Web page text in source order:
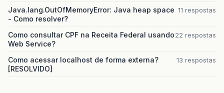
<f:facet
name="header"
</h:outputText>
<p:column
style="text-
Java.lang.OutOfMemoryError: Java heap space
- Como resolver?
11 respostas
Como consultar CPF na Receita Federal usando
Web Service?
22 respostas
Como acessar localhost de forma externa?
[RESOLVIDO]
13 respostas